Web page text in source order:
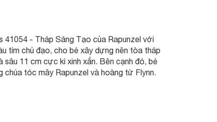
41054 - Tháp Sáng Tạo của Rapunzel với
tím chủ đạo, cho bé xây dựng nên tòa tháp
sâu 11 cm cực kì xinh xắn. Bên cạnh đó, bé
tóc mây Rapunzel và hoàng tử Flynn.